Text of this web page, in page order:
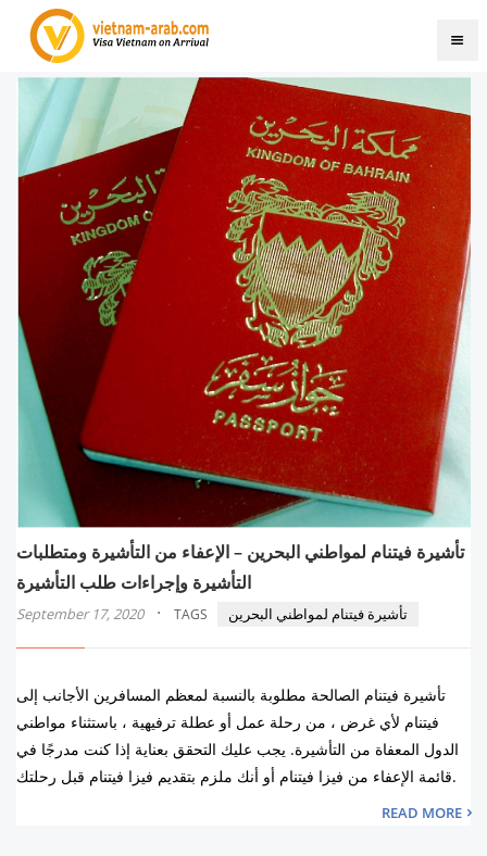
تأشيرة فيتنام لمواطني البحرين – الإعفاء من التأشيرة ومتطلبات
التأشيرة وإجراءات طلب التأشيرة
September 17, 2020 · TAGS تأشيرة فيتنام لمواطني البحرين
تأشيرة فيتنام الصالحة مطلوبة بالنسبة لمعظم المسافرين الأجانب إلى
فيتنام لأي غرض ، من رحلة عمل أو عطلة ترفيهية ، باستثناء مواطني
الدول المعفاة من التأشيرة. يجب عليك التحقق بعناية إذا كنت مدرجًا في
قائمة الإعفاء من فيزا فيتنام أو أنك ملزم بتقديم فيزا فيتنام قبل رحلتك.
READ MORE